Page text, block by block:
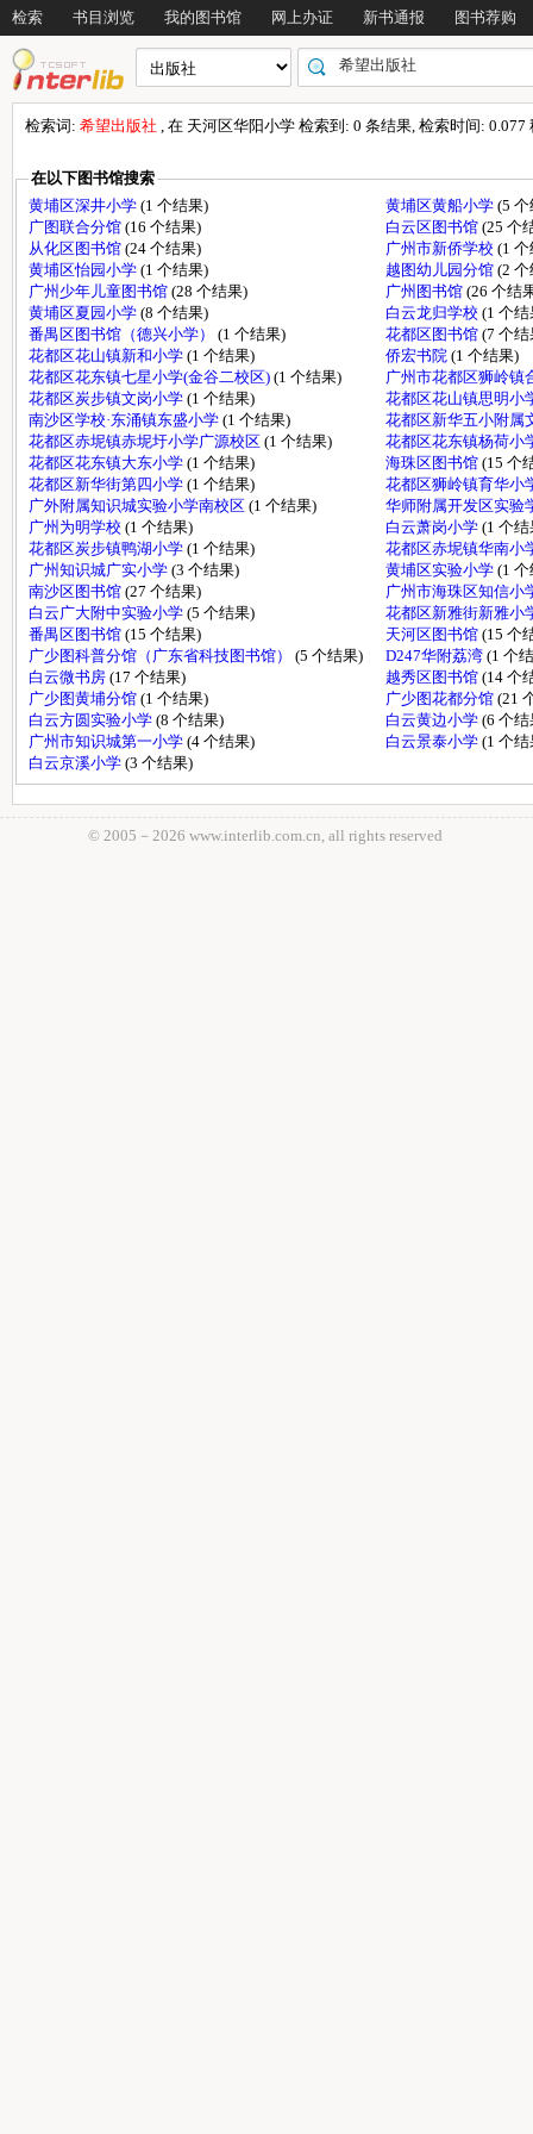
检索 书目浏览 我的图书馆 网上办证 新书通报 图书荐购
检索词: 希望出版社 , 在 天河区华阳小学 检索到: 0 条结果, 检索时间: 0.077
在以下图书馆搜索
黄埔区深井小学 (1 个结果) 黄埔区黄船小学 (5
广图联合分馆 (16 个结果) 白云区图书馆 (25 个
从化区图书馆 (24 个结果) 广州市新侨学校 (1
黄埔区怡园小学 (1 个结果) 越图幼儿园分馆 (2
广州少年儿童图书馆 (28 个结果) 广州图书馆 (26 个结
黄埔区夏园小学 (8 个结果) 白云龙归学校 (1 个结
番禺区图书馆（德兴小学） (1 个结果) 花都区图书馆 (7 个结
花都区花山镇新和小学 (1 个结果) 侨宏书院 (1 个结果)
花都区花东镇七星小学(金谷二校区) (1 个结果)
广州市花都区狮岭镇
花都区炭步镇文岗小学 (1 个结果)
花都区花山镇思明小
南沙区学校·东涌镇东盛小学 (1 个结果)
花都区新华五小附属
花都区赤坭镇赤坭圩小学广源校区 (1 个结果)
花都区花东镇杨荷小
花都区花东镇大东小学 (1 个结果) 海珠区图书馆 (15 个
花都区新华街第四小学 (1 个结果)
花都区狮岭镇育华小
广外附属知识城实验小学南校区 (1 个结果)
华师附属开发区实验
广州为明学校 (1 个结果) 白云萧岗小学 (1 个结
花都区炭步镇鸭湖小学 (1 个结果)
花都区赤坭镇华南小
广州知识城广实小学 (3 个结果) 黄埔区实验小学 (1
南沙区图书馆 (27 个结果)
广州市海珠区知信小
白云广大附中实验小学 (5 个结果)
花都区新雅街新雅小
番禺区图书馆 (15 个结果) 天河区图书馆 (15 个
广少图科普分馆（广东省科技图书馆） (5 个结果) D247华附荔湾 (1 个
白云微书房 (17 个结果) 越秀区图书馆 (14 个
广少图黄埔分馆 (1 个结果) 广少图花都分馆 (21
白云方圆实验小学 (8 个结果) 白云黄边小学 (6 个结
广州市知识城第一小学 (4 个结果) 白云景泰小学 (1 个结
白云京溪小学 (3 个结果)
© 2005－ 2026 www.interlib.com.cn, all rights reserved